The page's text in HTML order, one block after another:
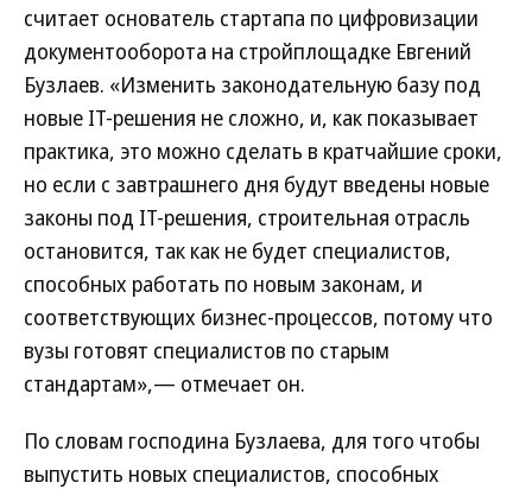
считает основатель стартапа по цифровизации
документооборота на стройплощадке Евгений
Бузлаев. «Изменить законодательную базу под
новые IT-решения не сложно, и, как показывает
практика, это можно сделать в кратчайшие сроки,
но если с завтрашнего дня будут введены новые
законы под IT-решения, строительная отрасль
остановится, так как не будет специалистов,
способных работать по новым законам, и
соответствующих бизнес-процессов, потому что
вузы готовят специалистов по старым
стандартам»,— отмечает он.
По словам господина Бузлаева, для того чтобы
выпустить новых специалистов, способных